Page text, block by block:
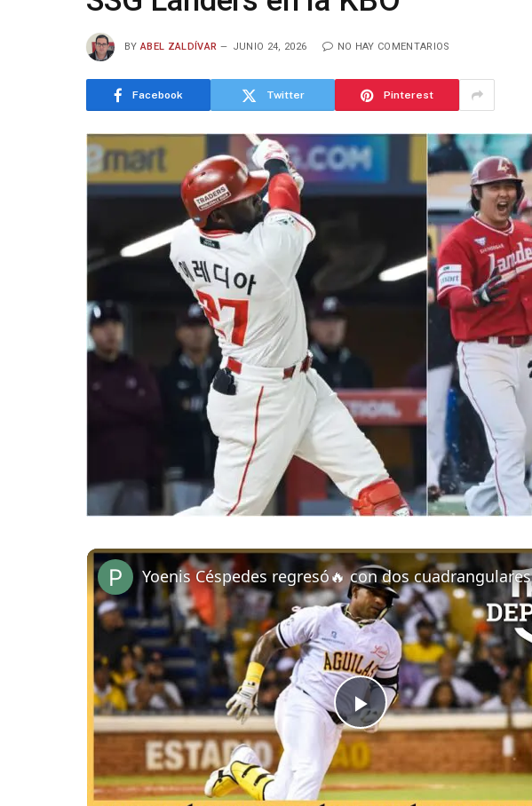
BY ABEL ZALDÍVAR JUNIO 24, 2026 NO HAY COMENTARIOS
Facebook Twitter Pinterest
Play
Video
Yoenis Céspedes regresó🔥 con dos cuadrangulares